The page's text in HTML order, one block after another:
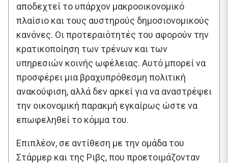
αποδεχτεί το υπάρχον μακροοικονομικό
πλαίσιο και τους αυστηρούς δημοσιονομικούς
κανόνες. Οι προτεραιότητές του αφορούν την
κρατικοποίηση των τρένων και των
υπηρεσιών κοινής ωφέλειας. Αυτό μπορεί να
προσφέρει μια βραχυπρόθεσμη πολιτική
ανακούφιση, αλλά δεν αρκεί για να αναστρέψει
την οικονομική παρακμή εγκαίρως ώστε να
επωφεληθεί το κόμμα του.
Επιπλέον, σε αντίθεση με την ομάδα του
Στάρμερ και της Ριβς, που προετοιμάζονταν